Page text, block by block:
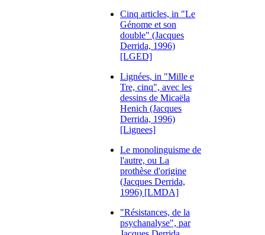
Cinq articles, in "Le
Génome et son
double" (Jacques
Derrida, 1996)
[LGED]
Lignées, in "Mille e
Tre, cinq", avec les
dessins de Micaëla
Henich (Jacques
Derrida, 1996)
[Lignees]
Le monolinguisme de
l'autre, ou La
prothèse d'origine
(Jacques Derrida,
1996) [LMDA]
"Résistances, de la
psychanalyse", par